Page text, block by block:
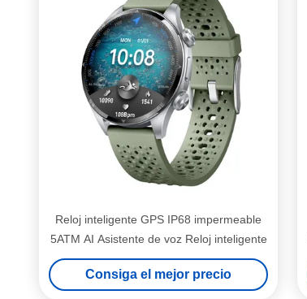
Reloj inteligente GPS IP68 impermeable
5ATM AI Asistente de voz Reloj inteligente
Consiga el mejor precio